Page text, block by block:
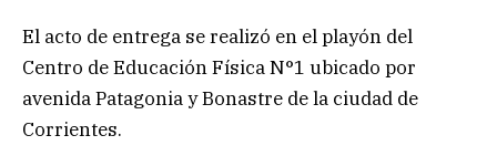
El acto de entrega se realizó en el playón del
Centro de Educación Física N°1 ubicado por
avenida Patagonia y Bonastre de la ciudad de
Corrientes.